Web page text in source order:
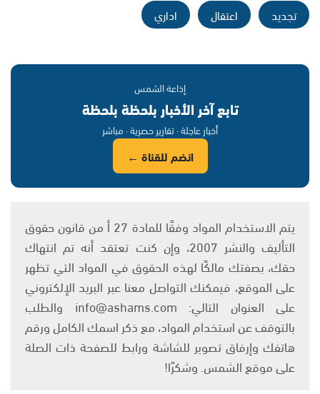
تجديد اعتقال اداري
إذاعة الشمس
تابع آخر الأخبار بلحظة بلحظة
أخبار عاجلة · تقارير حصرية · مباشر
انضم للقناة ←
يتم الاستخدام المواد وفقًا للمادة 27 أ من قانون حقوق
التأليف والنشر 2007، وإن كنت تعتقد أنه تم انتهاك
حقك، بصفتك مالكًا لهذه الحقوق في المواد التي تظهر
على الموقع، فيمكنك التواصل معنا عبر البريد الإلكتروني
على العنوان التالي: info@ashams.com والطلب
بالتوقف عن استخدام المواد، مع ذكر اسمك الكامل ورقم
هاتفك وإرفاق تصوير للشاشة ورابط للصفحة ذات الصلة
على موقع الشمس. وشكرًا!